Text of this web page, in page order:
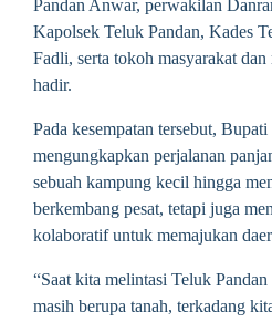
Pandan Anwar, perwakilan
Kapolsek Teluk Pandan, Kades
Fadli, serta tokoh masyarakat
hadir.
Pada kesempatan tersebut,
mengungkapkan perjalanan
sebuah kampung kecil hingga
berkembang pesat, tetapi juga
kolaboratif untuk memajukan
“Saat kita melintasi Teluk
masih berupa tanah, terkadang